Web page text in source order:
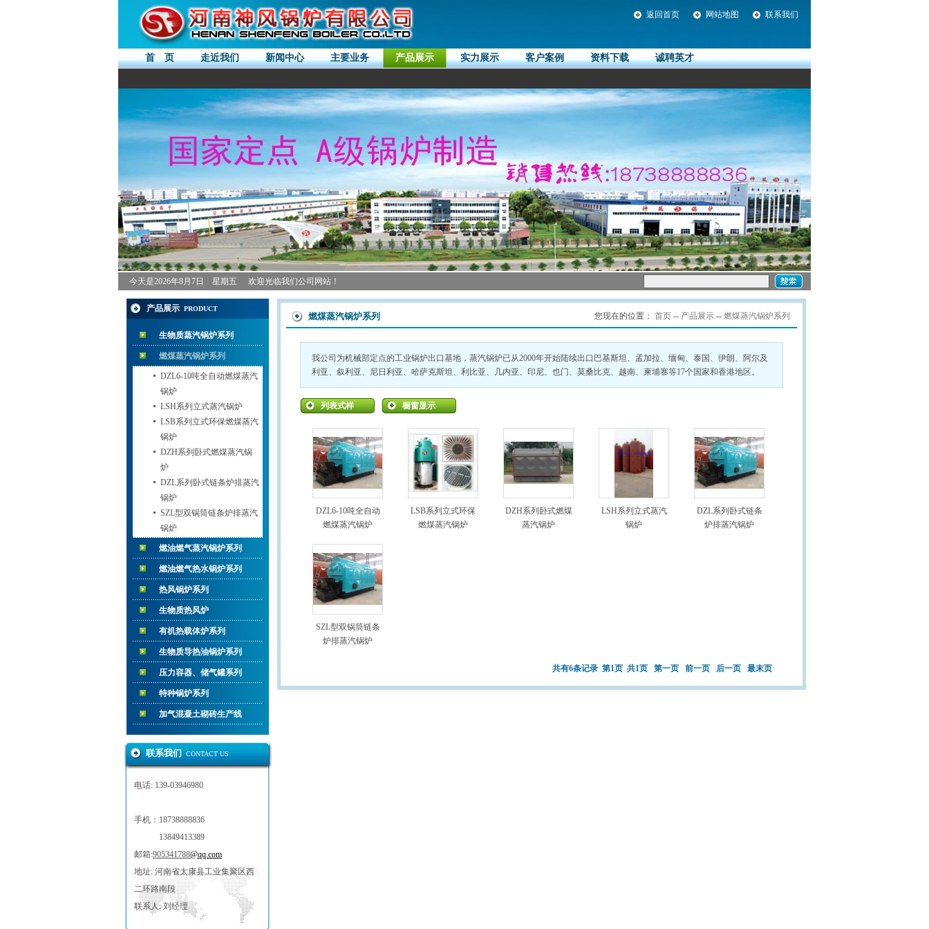
返回首页 网站地图 联系我们
首 页 走近我们 新闻中心 主要业务 产品展示 实力展示 客户案例 资料下载 诚聘英才
今天是2026年8月7日 星期五 欢迎光临我们公司网站！
产品展示 PRODUCT
生物质蒸汽锅炉系列
燃煤蒸汽锅炉系列
DZL6-10吨全自动燃煤蒸汽
锅炉
LSH系列立式蒸汽锅炉
LSB系列立式环保燃煤蒸汽
锅炉
DZH系列卧式燃煤蒸汽锅
炉
DZL系列卧式链条炉排蒸汽
锅炉
SZL型双锅筒链条炉排蒸汽
锅炉
燃油燃气蒸汽锅炉系列
燃油燃气热水锅炉系列
热风锅炉系列
生物质热风炉
有机热载体炉系列
生物质导热油锅炉系列
压力容器、储气罐系列
特种锅炉系列
加气混凝土砌砖生产线
联系我们 CONTACT US
电话: 139-03946980
手机：18738888836
13849413389
邮箱:905341788@qq.com
地址: 河南省太康县工业集聚区西
二环路南段
联系人: 刘经理
燃煤蒸汽锅炉系列 您现在的位置： 首页 -- 产品展示 -- 燃煤蒸汽锅炉系列
我公司为机械部定点的工业锅炉出口基地，蒸汽锅炉已从2000年开始陆续出口巴基斯坦、孟加拉、缅甸、泰国、伊朗、阿尔及
利亚、叙利亚、尼日利亚、哈萨克斯坦、利比亚、几内亚、印尼、也门、莫桑比克、越南、柬埔寨等17个国家和香港地区。
列表式样 橱窗显示
DZL6-10吨全自动
燃煤蒸汽锅炉
LSB系列立式环保
燃煤蒸汽锅炉
DZH系列卧式燃煤
蒸汽锅炉
LSH系列立式蒸汽
锅炉
DZL系列卧式链条
炉排蒸汽锅炉
SZL型双锅筒链条
炉排蒸汽锅炉
共有6条记录 第1页 共1页 第一页 前一页 后一页 最末页